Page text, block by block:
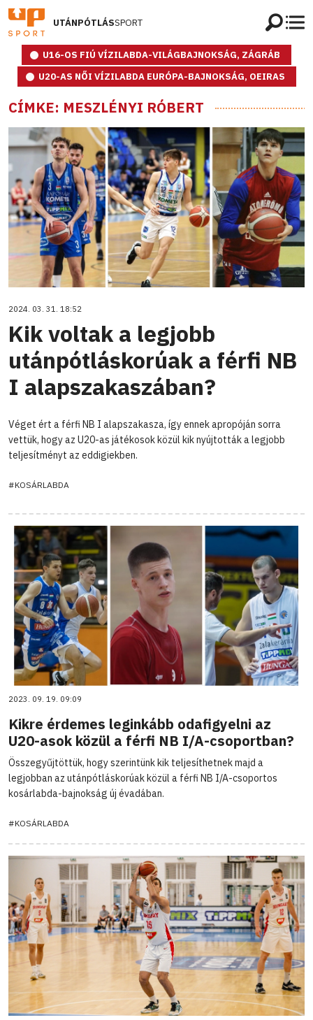
UTÁNPÓTLÁSSPORT
U16-OS FIÚ VÍZILABDA-VILÁGBAJNOKSÁG, ZÁGRÁB
U20-AS NŐI VÍZILABDA EURÓPA-BAJNOKSÁG, OEIRAS
CÍMKE: MESZLÉNYI RÓBERT
2024. 03. 31. 18:52
Kik voltak a legjobb
utánpótláskorúak a férfi NB
I alapszakaszában?
Véget ért a férfi NB I alapszakasza, így ennek apropóján sorra
vettük, hogy az U20-as játékosok közül kik nyújtották a legjobb
teljesítményt az eddigiekben.
#KOSÁRLABDA
2023. 09. 19. 09:09
Kikre érdemes leginkább odafigyelni az
U20-asok közül a férfi NB I/A-csoportban?
Összegyűjtöttük, hogy szerintünk kik teljesíthetnek majd a
legjobban az utánpótláskorúak közül a férfi NB I/A-csoportos
kosárlabda-bajnokság új évadában.
#KOSÁRLABDA